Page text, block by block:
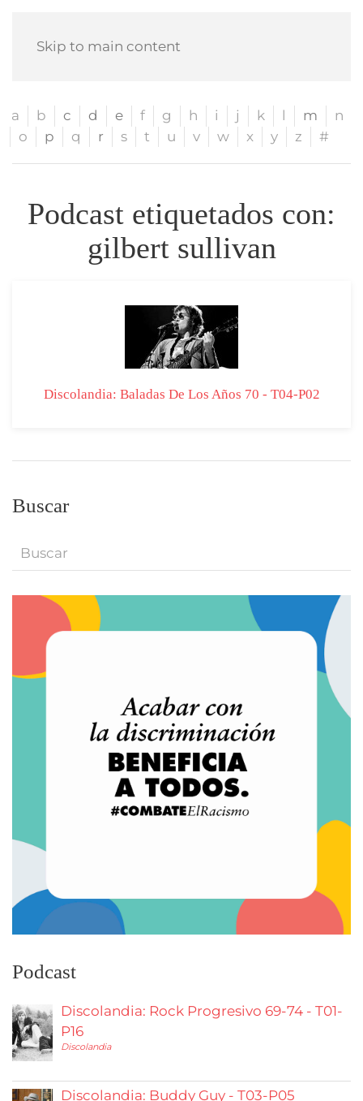
Skip to main content
a b c d e f g h i j k l m
n
o
p q r s t u v w x y z #
Podcast etiquetados con:
gilbert sullivan
Discolandia: Baladas De Los Años 70 - T04-P02
Buscar
Podcast
Discolandia: Rock Progresivo 69-74 - T01-
P16
Discolandia
Discolandia: Buddy Guy - T03-P05